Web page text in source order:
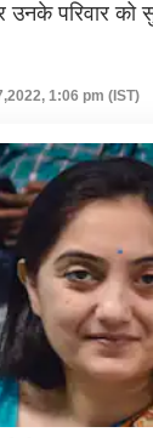
परिवार को
1:06 pm (IST)